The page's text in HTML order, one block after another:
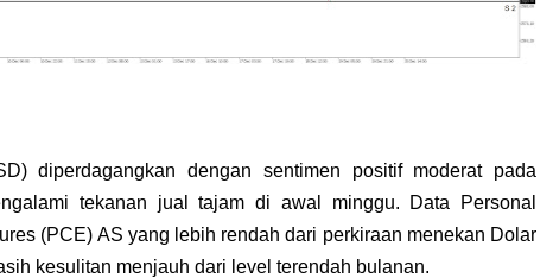
diperdagangkan dengan sentimen positif moderat pada
tekanan jual tajam di awal minggu. Data Personal
(PCE) AS yang lebih rendah dari perkiraan menekan Dolar
kesulitan menjauh dari level terendah bulanan.